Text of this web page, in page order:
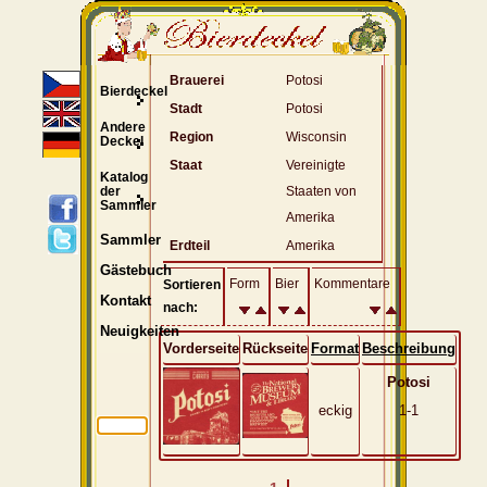
Brauerei
Potosi
Stadt
Potosi
Region
Wisconsin
Staat
Vereinigte
Staaten von
Amerika
Erdteil
Amerika
Sortieren
nach:
Form Bier Kommentare
Vorderseite Rückseite Format Beschreibung
eckig
Potosi
1-1
Bierdeckel
Andere
Deckel
Katalog
der
Sammler
Sammler
Gästebuch
Kontakt
Neuigkeiten